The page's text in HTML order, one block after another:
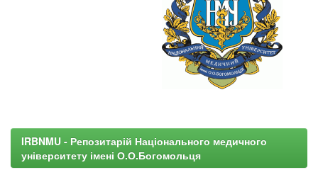
IRBNMU - Репозитарій Національного медичного
університету імені О.О.Богомольця